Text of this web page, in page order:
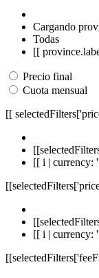
Cargando
Todas
[[
Precio final
Cuota mensual
[[
[[ i | currency:
[[ i | currency: